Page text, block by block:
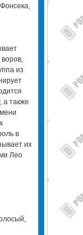
из
а также
в
их
Лео